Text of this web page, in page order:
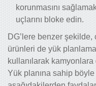
korunmasını
uçlarını bloke edin.
DG’lere benzer
ürünleri de yük
kullanılarak
Yük planına sahip